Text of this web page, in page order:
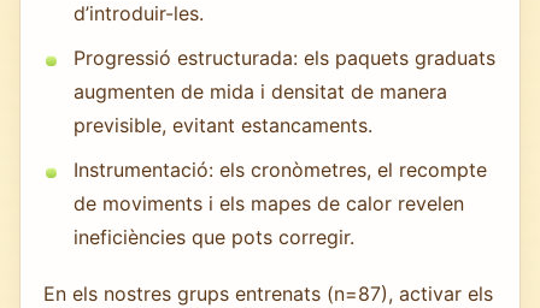
d’introduir-les.
Progressió estructurada: els paquets graduats
augmenten de mida i densitat de manera
previsible, evitant estancaments.
Instrumentació: els cronòmetres, el recompte
de moviments i els mapes de calor revelen
ineficiències que pots corregir.
En els nostres grups entrenats (n=87), activar els